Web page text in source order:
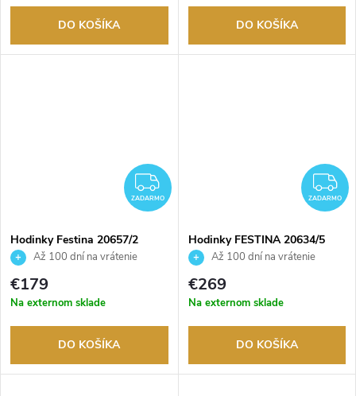
DO KOŠÍKA DO KOŠÍKA
ZADARMO
ZADARMO
Hodinky Festina 20657/2
Až 100 dní na vrátenie
tovaru. Autorizovaný predajca.
€179
Na externom sklade
DO KOŠÍKA
ZADARMO
Hodinky FESTINA 20634/5
Až 100 dní na vrátenie
tovaru. Autorizovaný predajca.
€269
Na externom sklade
DO KOŠÍKA